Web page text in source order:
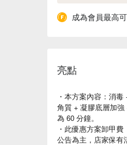
成為會員最高
亮點
・本方案內容：消
角質 + 凝膠底層加
為 60 分鐘。
・此優惠方案卸甲
公告為主，店家保有